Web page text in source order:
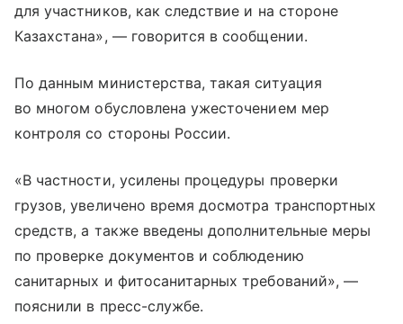
для участников, как следствие и на стороне
Казахстана», — говорится в сообщении.
По данным министерства, такая ситуация
во многом обусловлена ужесточением мер
контроля со стороны России.
«В частности, усилены процедуры проверки
грузов, увеличено время досмотра транспортных
средств, а также введены дополнительные меры
по проверке документов и соблюдению
санитарных и фитосанитарных требований», —
пояснили в пресс-службе.